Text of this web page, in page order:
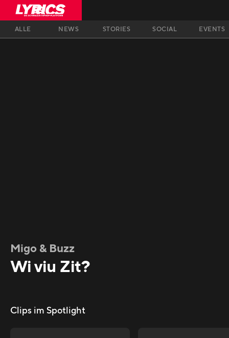
ALLE NEWS STORIES SOCIAL EVENTS
Migo & Buzz
Wi viu Zit?
Clips im Spotlight